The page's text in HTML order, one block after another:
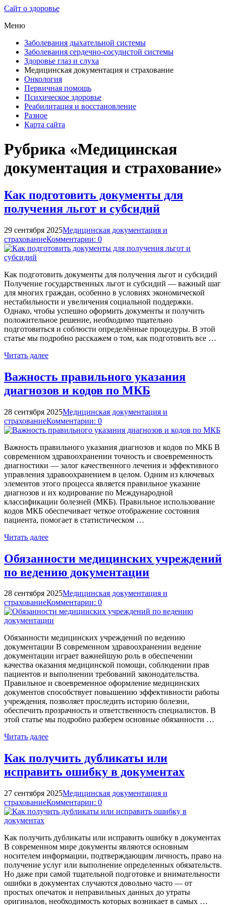
Сайт о здоровье
Меню
Заболевания дыхательной системы
Заболевания сердечно-сосудистой системы
Здоровье глаз и слуха
Медицинская документация и страхование
Онкология
Первичная помощь
Психическое здоровье
Реабилитация и восстановление
Разное
Карта сайта
Рубрика «Медицинская
документация и страхование»
Как подготовить документы для
получения льгот и субсидий
29 сентября 2025Медицинская документация и
страхованиеКомментарии: 0
Как подготовить документы для получения льгот и субсидий
Получение государственных льгот и субсидий — важный шаг
для многих граждан, особенно в условиях экономической
нестабильности и увеличения социальной поддержки.
Однако, чтобы успешно оформить документы и получить
положительное решение, необходимо тщательно
подготовиться и соблюсти определённые процедуры. В этой
статье мы подробно расскажем о том, как подготовить все …
Читать далее
Важность правильного указания
диагнозов и кодов по МКБ
28 сентября 2025Медицинская документация и
страхованиеКомментарии: 0
Важность правильного указания диагнозов и кодов по МКБ В
современном здравоохранении точность и своевременность
диагностики — залог качественного лечения и эффективного
управления здравоохранением в целом. Одним из ключевых
элементов этого процесса является правильное указание
диагнозов и их кодирование по Международной
классификации болезней (МКБ). Правильное использование
кодов МКБ обеспечивает четкое отображение состояния
пациента, помогает в статистическом …
Читать далее
Обязанности медицинских учреждений
по ведению документации
28 сентября 2025Медицинская документация и
страхованиеКомментарии: 0
Обязанности медицинских учреждений по ведению
документации В современном здравоохранении ведение
документации играет важнейшую роль в обеспечении
качества оказания медицинской помощи, соблюдении прав
пациентов и выполнении требований законодательства.
Правильное и своевременное оформление медицинских
документов способствует повышению эффективности работы
учреждения, позволяет проследить историю болезни,
обеспечить прозрачность и ответственность специалистов. В
этой статье мы подробно разберем основные обязанности …
Читать далее
Как получить дубликаты или
исправить ошибку в документах
27 сентября 2025Медицинская документация и
страхованиеКомментарии: 0
Как получить дубликаты или исправить ошибку в документах
В современном мире документы являются основным
носителем информации, подтверждающим личность, право на
получение услуг или выполнение определенных обязательств.
Но даже при самой тщательной подготовке и внимательности
ошибки в документах случаются довольно часто — от
простых опечаток и неправильных данных до утраты
оригиналов, необходимость которых возникает в самых …